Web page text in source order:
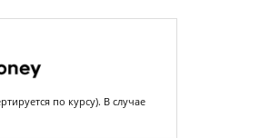
по курсу). В случае